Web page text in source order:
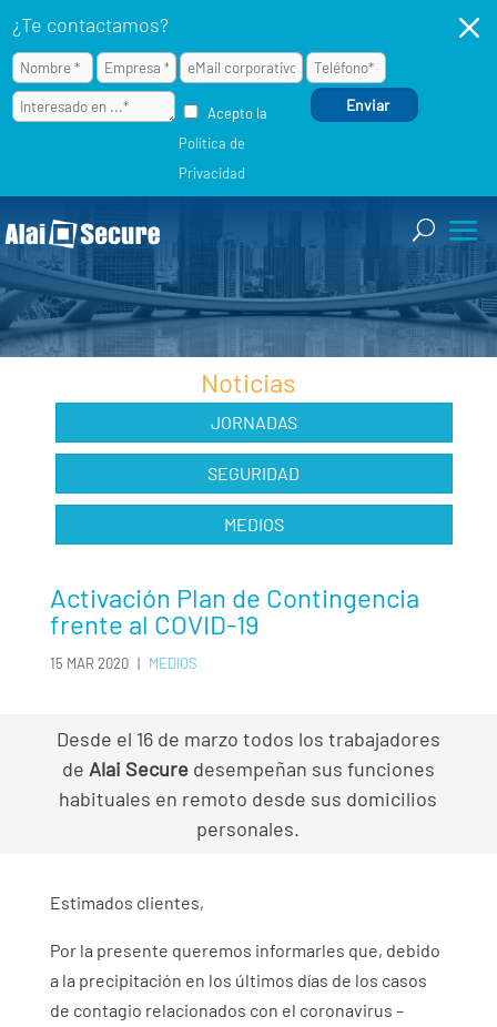
¿Te contactamos?
Acepto la
Política de
Privacidad
M
Noticias
JORNADAS
SEGURIDAD
MEDIOS
Activación Plan de Contingencia
frente al COVID-19
15 MAR 2020 | MEDIOS
Desde el 16 de marzo todos los trabajadores
de Alai Securedesempeñan sus funciones
habituales en remoto desde sus domicilios
personales.
Estimados clientes,
Por la presente queremos informarles que, debido
a la precipitación en los últimos días de los casos
de contagio relacionados con el coronavirus –